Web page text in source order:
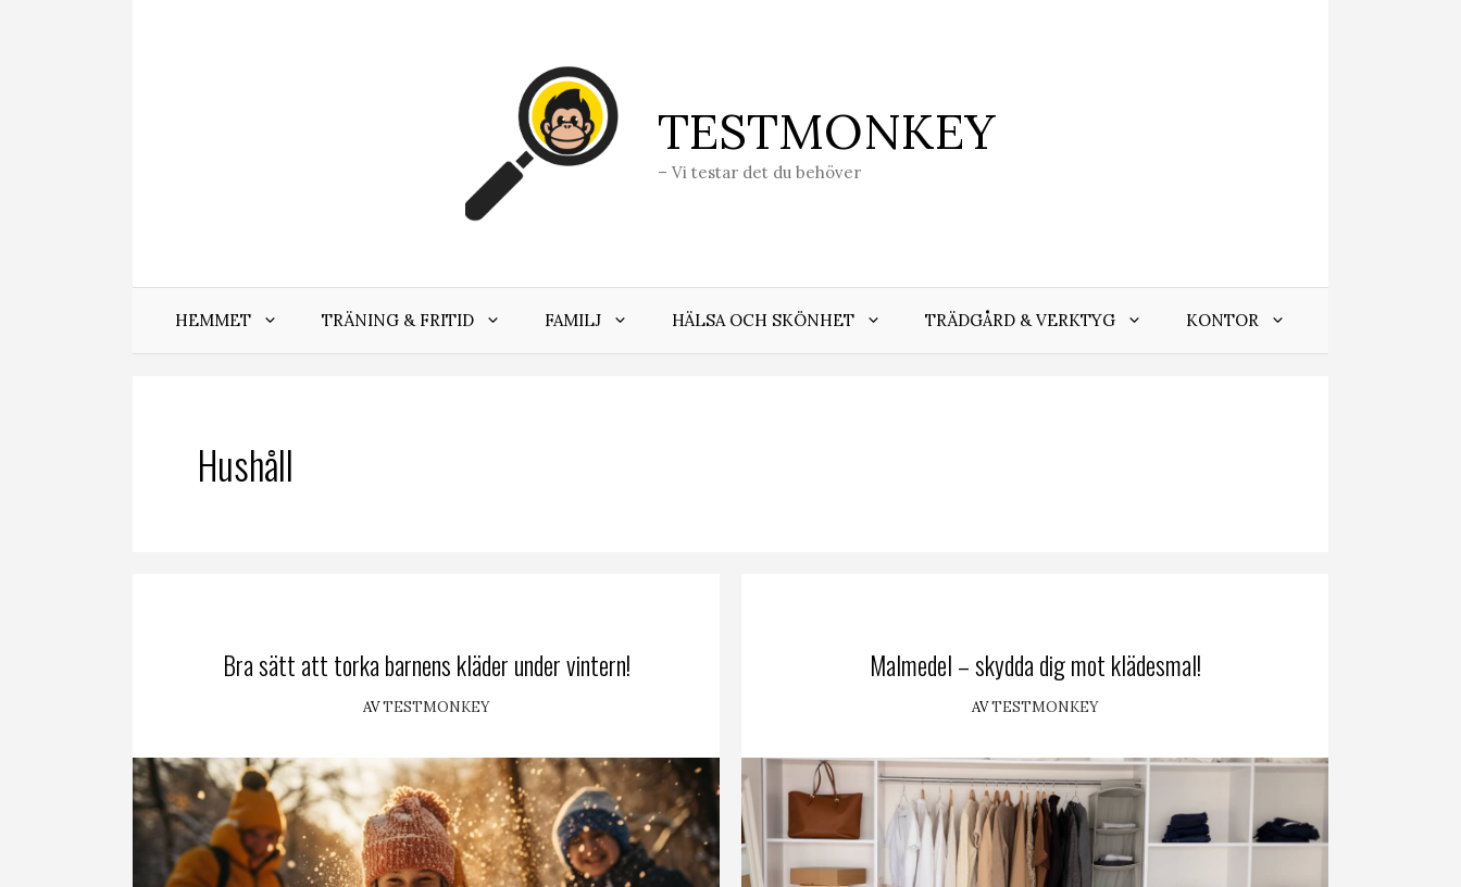
TESTMONKEY
– Vi testar det du behöver
HEMMET TRÄNING & FRITID FAMILJ HÄLSA OCH SKÖNHET TRÄDGÅRD & VERKTYG KONTOR
Hushåll
Bra sätt att torka barnens kläder under vintern!
AVTESTMONKEY
Malmedel – skydda dig mot klädesmal!
AVTESTMONKEY